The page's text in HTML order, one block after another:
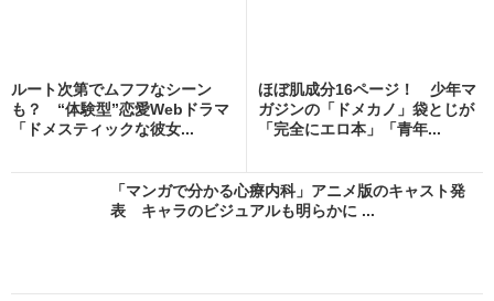
ルート次第でムフフなシーン
も？ “体験型”恋愛Webドラマ
「ドメスティックな彼女...
ほぼ肌成分16ページ！ 少年マ
ガジンの「ドメカノ」袋とじが
「完全にエロ本」「青年...
「マンガで分かる心療内科」アニメ版のキャスト発
表 キャラのビジュアルも明らかに ...